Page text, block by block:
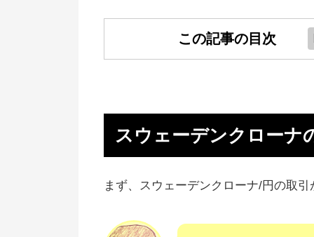
この記事の目次
スウェーデンクローナの取引が
スウェーデンクローナ（SEK/
スウェーデンクローネに投資す
スウェーデンクローナ
まず、スウェーデンクローナ/円の取